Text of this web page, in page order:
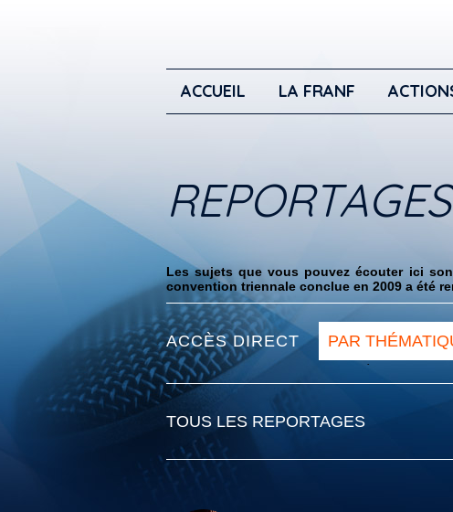
ACCUEIL LA FRANF
REPORTAGES
Les sujets que vous pouvez écouter ici
convention triennale conclue en 2009 a été
ACCÈS DIRECT PAR
TOUS LES REPORTAGES